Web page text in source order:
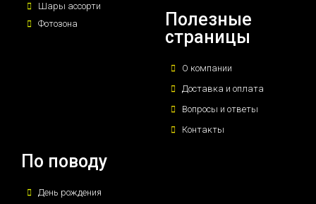
Шары ассорти
Фотозона
Полезные
страницы
О компании
Доставка и оплата
Вопросы и ответы
Контакты
По поводу
День рождения